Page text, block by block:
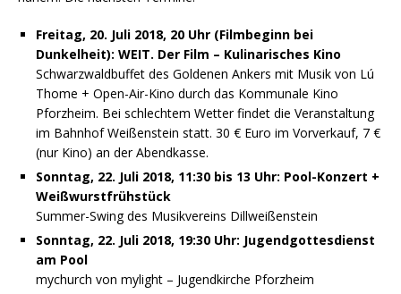
Freitag, 20. Juli 2018, 20 Uhr (Filmbeginn bei
Dunkelheit): WEIT. Der Film – Kulinarisches Kino
Schwarzwaldbuffet des Goldenen Ankers mit Musik von Lú
Thome + Open-Air-Kino durch das Kommunale Kino
Pforzheim. Bei schlechtem Wetter findet die Veranstaltung
im Bahnhof Weißenstein statt. 30 € Euro im Vorverkauf, 7 €
(nur Kino) an der Abendkasse.
Sonntag, 22. Juli 2018, 11:30 bis 13 Uhr: Pool-Konzert +
Weißwurstfrühstück
Summer-Swing des Musikvereins Dillweißenstein
Sonntag, 22. Juli 2018, 19:30 Uhr: Jugendgottesdienst
am Pool
mychurch von mylight – Jugendkirche Pforzheim